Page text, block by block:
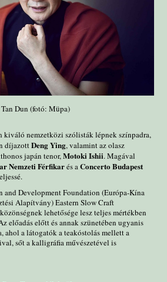
Tan Dun (fotó: Müpa)
kiváló nemzetközi szólisták lépnek színpadra,
díjazottDeng Ying, valamint az olasz
japán tenor,Motoki Ishii. Magával
Nemzeti Férfikarés aConcerto Budapest
and Development Foundation (Európa-Kína
Alapítvány) Eastern Slow Craft
lehetősége lesz teljes mértékben
előadás előtt és annak szünetében ugyanis
ahol a látogatók a teakóstolás mellett a
sőt a kalligráfia művészetével is